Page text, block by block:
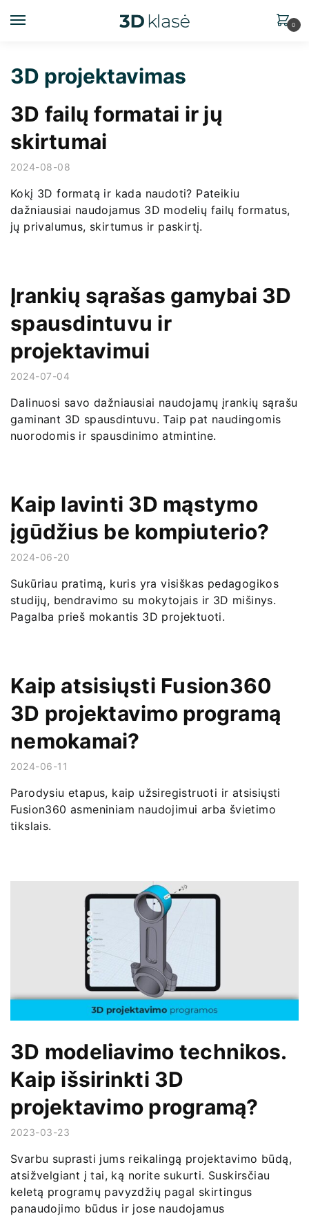
0
3D projektavimas
3D failų formatai ir jų
skirtumai
2024-08-08
Kokį 3D formatą ir kada naudoti? Pateikiu
dažniausiai naudojamus 3D modelių failų formatus,
jų privalumus, skirtumus ir paskirtį.
Įrankių sąrašas gamybai 3D
spausdintuvu ir
projektavimui
2024-07-04
Dalinuosi savo dažniausiai naudojamų įrankių sąrašu
gaminant 3D spausdintuvu. Taip pat naudingomis
nuorodomis ir spausdinimo atmintine.
Kaip lavinti 3D mąstymo
įgūdžius be kompiuterio?
2024-06-20
Sukūriau pratimą, kuris yra visiškas pedagogikos
studijų, bendravimo su mokytojais ir 3D mišinys.
Pagalba prieš mokantis 3D projektuoti.
Kaip atsisiųsti Fusion360
3D projektavimo programą
nemokamai?
2024-06-11
Parodysiu etapus, kaip užsiregistruoti ir atsisiųsti
Fusion360 asmeniniam naudojimui arba švietimo
tikslais.
3D modeliavimo technikos.
Kaip išsirinkti 3D
projektavimo programą?
2023-03-23
Svarbu suprasti jums reikalingą projektavimo būdą,
atsižvelgiant į tai, ką norite sukurti. Suskirsčiau
keletą programų pavyzdžių pagal skirtingus
panaudojimo būdus ir jose naudojamus